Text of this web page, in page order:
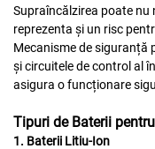
Supraîncălzirea poate nu
reprezenta și un risc
Mecanisme de siguranță
și circuitele de control al
asigura o funcționare
Tipuri de Baterii
1. Baterii Litiu-Ion